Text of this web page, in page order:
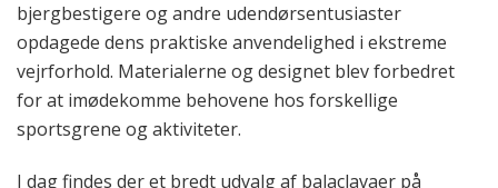
bjergbestigere og andre udendørsentusiaster
opdagede dens praktiske anvendelighed i ekstreme
vejrforhold. Materialerne og designet blev forbedret
for at imødekomme behovene hos forskellige
sportsgrene og aktiviteter.
I dag findes der et bredt udvalg af balaclavaer på